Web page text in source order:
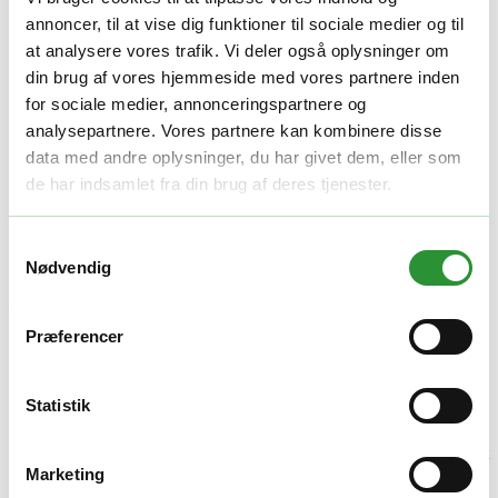
annoncer, til at vise dig funktioner til sociale medier og til
at analysere vores trafik. Vi deler også oplysninger om
din brug af vores hjemmeside med vores partnere inden
for sociale medier, annonceringspartnere og
analysepartnere. Vores partnere kan kombinere disse
data med andre oplysninger, du har givet dem, eller som
de har indsamlet fra din brug af deres tjenester.
Nødvendig
Præferencer
Statistik
Marketing
+
Tilføj til kurv
Facebook Twitter LinkedIn Email
Varenummer (SKU):
EGO F840033006
Stangværktøj
Tag:EGO POWER+ Stangsave
Beskrivelse
Yderligere information
Beskrivelse
25 cm teleskop-stangsav 296 cm m/EP1000 forlængerskaft
EGO Stangsav: Gør Vedligeholdelse Simpelt og
træer fortid. Denne kraftfulde stangsav er designet til at gøre arbejdet
let og effektivt: